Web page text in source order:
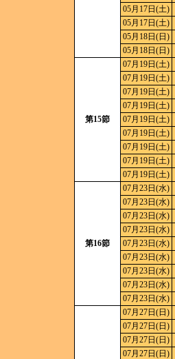
05月17日(土)
05月17日(土)
05月18日(日)
05月18日(日)
第15節
07月19日(土)
07月19日(土)
07月19日(土)
07月19日(土)
07月19日(土)
07月19日(土)
07月19日(土)
07月19日(土)
07月19日(土)
第16節
07月23日(水)
07月23日(水)
07月23日(水)
07月23日(水)
07月23日(水)
07月23日(水)
07月23日(水)
07月23日(水)
07月23日(水)
07月27日(日)
07月27日(日)
07月27日(日)
07月27日(日)